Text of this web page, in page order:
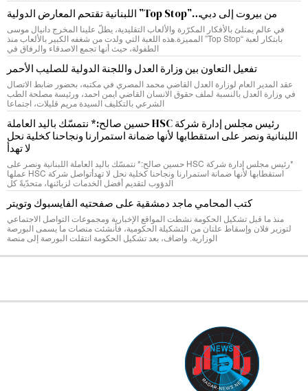
من بيروت إلى دبي…”Top Stop” اللبنانية تقتحم المعارض الدولية
في عالم يمتلئ بالأفكار المكرّرة والألعاب التقليدية، يطلّ علينا المخرج دانيال موسى
بابتكار لعبة “Top Stop” المميزة.هذه اللعبة التي ولدت من شغفه الكبير بالألعاب منذ
الطفولة، حيث أنها تجمع الاصدقاء والرفاق في
تفعيل التعاون بين وزارة العدل واللجنة الدولية للصليب الأحمر
عقد المدير العام لوزارة العدل القاضي محمد المصري في مكتبه، بحضور ضابط الاتصال
في وزارة العدل بالنسبة لملف حقوق الانسان القاضي ايمن احمد، ورئيسة مصلحة الطب
الشرعي بالتكليف السيدة مريم قليلات، اجتماعا
رئيس مجلس إدارة شركة HSC حسين صالح:* نتمسّك باليد العاملة
اللبنانية ونصر على استقطابها لأنها ضمانة استمرارنا ونجاحنا كخلية نحل
لا تهدأ
*رئيس مجلس إدارة شركة HSC حسين صالح:* نتمسّك باليد العاملة اللبنانية ونصر على
استقطابها لأنها ضمانة استمرارنا ونجاحنا كخلية نحل لا تهدأتواصل شركة HSC عملها
الدؤوب لتقديم أفضل الخدمات لزبائنها، متحدّيةً كل
كتب المحامي ماجد دمشقية على صفحتيه الفايسبوك وتويتر
منذ ما قبل تشكيل الحكومة نشطت المواقع الإخبارية ومجموعات التواصل الاجتماعي
لتوزير فلان وإسقاط علتان من التشكيلة الحكومية، فأنشئت منصات ما يسمى البورصة
الوزارية. واضاف، بعد تشكيل الحكومة انتقلت البورصة إلى منصة